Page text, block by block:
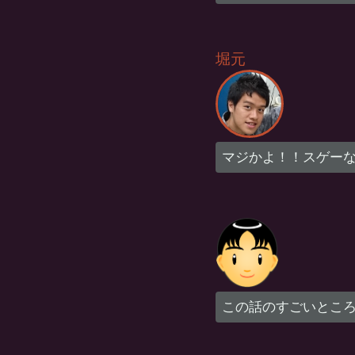
堀元
マジかよ！！スゲーな
この話のすごいとこ